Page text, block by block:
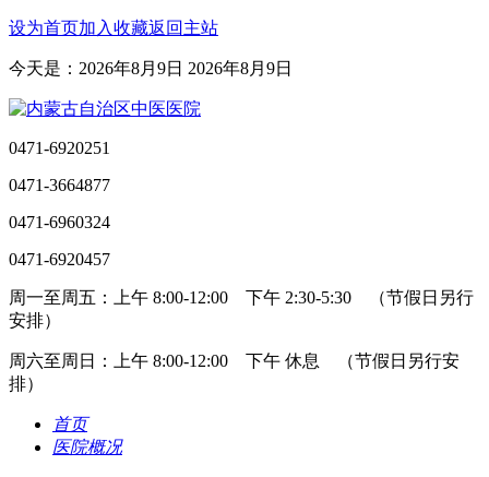
设为首页加入收藏返回主站
今天是：2026年8月9日 2026年8月9日
0471-6920251
0471-3664877
0471-6960324
0471-6920457
周一至周五：上午 8:00-12:00 下午 2:30-5:30 （节假日另行
安排）
周六至周日：上午 8:00-12:00 下午 休息 （节假日另行安
排）
首页
医院概况